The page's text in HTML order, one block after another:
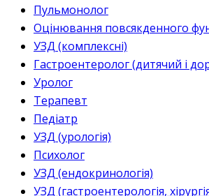
Пульмонолог
Оцінювання повсякденного
УЗД (комплексні)
Гастроентеролог (дитячий і
Уролог
Терапевт
Педіатр
УЗД (урологія)
Психолог
УЗД (ендокринологія)
УЗД (гастроентерологія,